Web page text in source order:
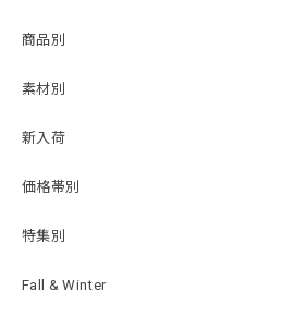
商品別
素材別
新入荷
価格帯別
特集別
Fall & Winter